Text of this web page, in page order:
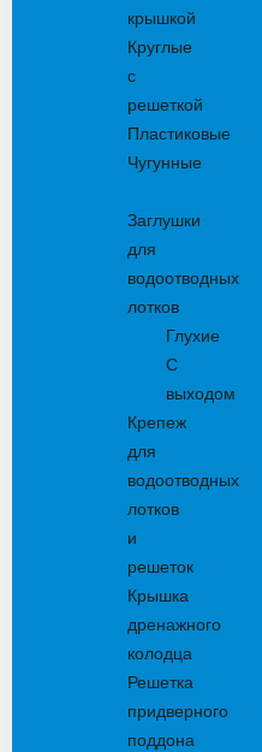
крышкой
Круглые
с
решеткой
Пластиковые
Чугунные
Заглушки
для
водоотводных
лотков
Глухие
С
выходом
Крепеж
для
водоотводных
лотков
и
решеток
Крышка
дренажного
колодца
Решетка
придверного
поддона